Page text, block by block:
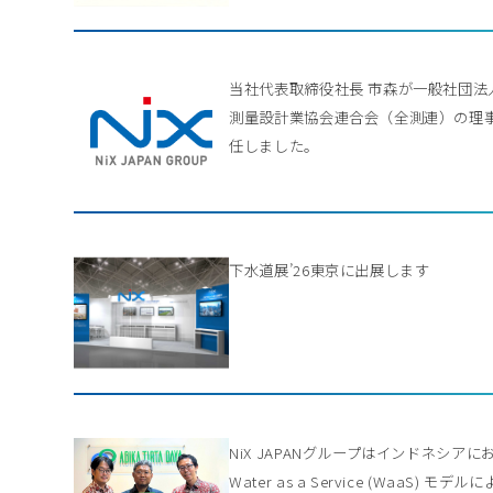
当社代表取締役社長 市森が一般社団法
測量設計業協会連合会（全測連）の理
任しました。
下水道展’26東京に出展します
NiX JAPANグループはインドネシアに
Water as a Service (WaaS) モデルに